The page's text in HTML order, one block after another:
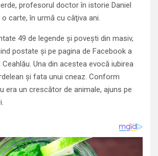
profesorul doctor în istorie Daniel
carte, în urmă cu câţiva ani.
49 de legende şi poveşti din masiv,
postate şi pe pagina de Facebook a
Una din acestea evocă iubirea
şi fata unui cneaz. Conform
era un crescător de animale, ajuns pe